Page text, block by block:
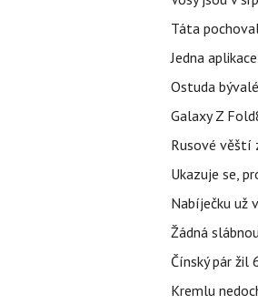
Táta
Jedna
Ostuda
Galaxy Z
Rusové věští
Ukazuje se,
Nabíječku už
Žádná
Čínský pár žil
Kremlu